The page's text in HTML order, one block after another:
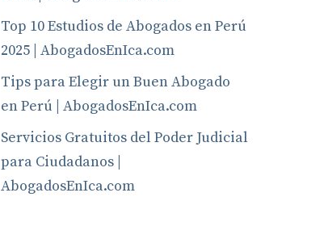
Top 10 Estudios de Abogados en Perú
2025 | AbogadosEnIca.com
Tips para Elegir un Buen Abogado
en Perú | AbogadosEnIca.com
Servicios Gratuitos del Poder Judicial
para Ciudadanos |
AbogadosEnIca.com